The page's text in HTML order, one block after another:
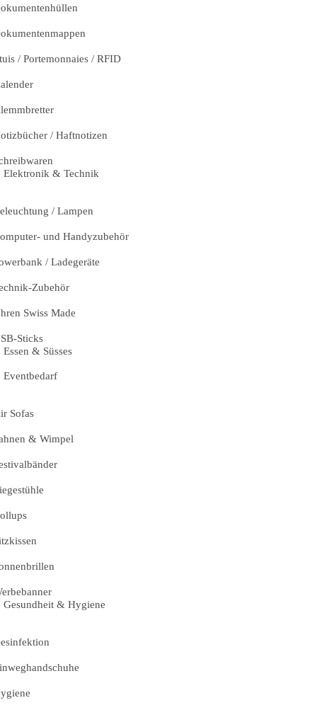
/ Portemonnaies / RFID
/ Haftnotizen
Elektronik & Technik
/ Lampen
und Handyzubehör
/ Ladegeräte
Zubehör
Swiss Made
Sticks
Essen & Süsses
Eventbedarf
Sofas
& Wimpel
Gesundheit & Hygiene